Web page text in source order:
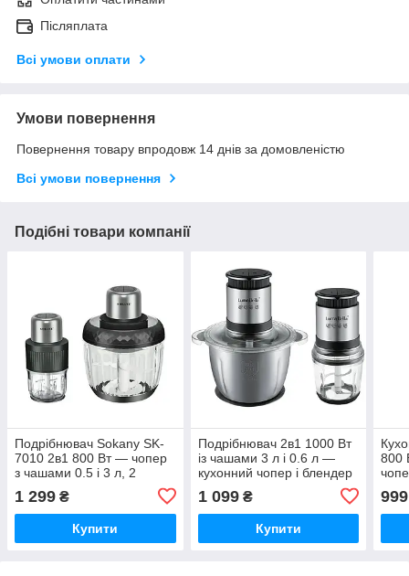
Післяплата
Всі умови оплати
Умови повернення
Повернення товару впродовж 14 днів за домовленістю
Всі умови повернення
Подібні товари компанії
Подрібнювач Sokany SK-
7010 2в1 800 Вт — чопер
з чашами 0.5 і 3 л, 2
швидкості, м'ясорубка та
блендер
1 299 ₴
Купити
Подрібнювач 2в1 1000 Вт
із чашами 3 л і 0.6 л —
кухонний чопер і блендер
для м'яса, овочів і соусів
1 099₴
Купити
800
999